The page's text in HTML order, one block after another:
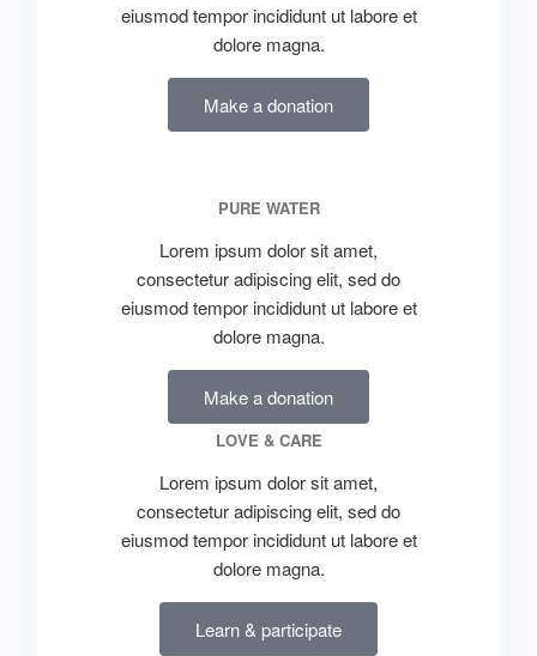
eiusmod tempor incididunt ut labore et
dolore magna.
Make a donation
PURE WATER
Lorem ipsum dolor sit amet,
consectetur adipiscing elit, sed do
eiusmod tempor incididunt ut labore et
dolore magna.
Make a donation
LOVE & CARE
Lorem ipsum dolor sit amet,
consectetur adipiscing elit, sed do
eiusmod tempor incididunt ut labore et
dolore magna.
Learn & participate